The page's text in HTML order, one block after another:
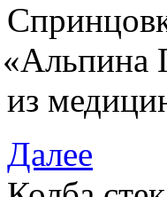
«Альпина
из
Далее